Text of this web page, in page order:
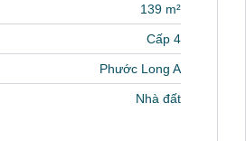
139 m²
Cấp 4
Phước Long A
Nhà đất